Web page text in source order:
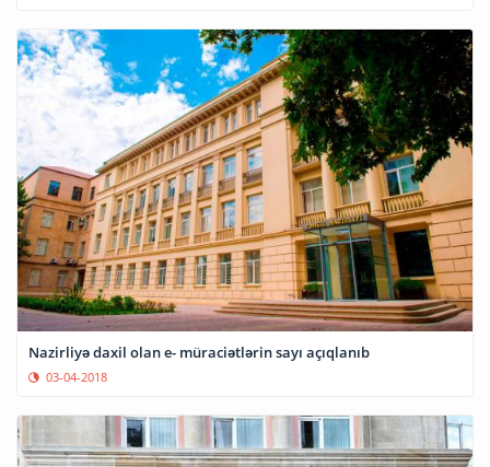
Nazirliyə daxil olan e- müraciətlərin sayı açıqlanıb
03-04-2018